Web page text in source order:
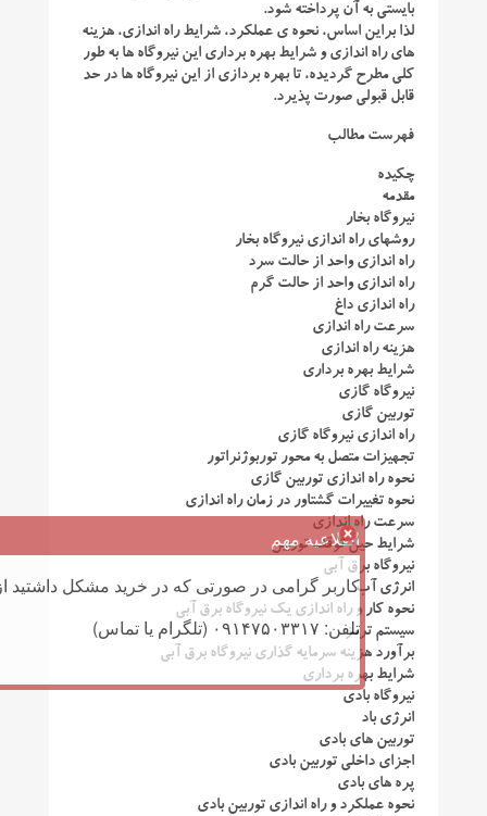
بایستی به آن پرداخته شود.
لذا براین اساس، نحوه ی عملکرد، شرایط راه اندازی، هزینه
های راه اندازی و شرایط بهره برداری این نیروگاه ها به طور
کلی مطرح گردیده، تا بهره بردازی از این نیروگاه ها در حد
قابل قبولی صورت پذیرد.
فهرست مطالب
چکیده
مقدمه
نیروگاه بخار
روشهای راه اندازی نیروگاه بخار
راه اندازی واحد از حالت سرد
راه اندازی واحد از حالت گرم
راه اندازی داغ
سرعت راه اندازی
هزینه راه اندازی
شرایط بهره برداری
نیروگاه گازی
توربین گازی
راه اندازی نیروگاه گازی
تجهیزات متصل به محور توربوژنراتور
نحوه راه اندازی توربین گازی
نحوه تغییرات گشتاور در زمان راه اندازی
سرعت راه اندازی
شرایط حین توقف توربین
نیروگاه برق آبی
انرژی آب
نحوه کار و راه اندازی یک نیروگاه برق آبی
سیستم ترمز
برآورد هزینه سرمایه گذاری نیروگاه برق آبی
شرایط بهره برداری
نیروگاه بادی
انرژی باد
توربین های بادی
اجزای داخلی توربین بادی
پره های بادی
نحوه عملکرد و راه اندازی توربین بادی
اطلاعیه مهم
کاربر گرامی در صورتی که در خرید مشکل داشتید
تلفن: ۰۹۱۴۷۵۰۳۳۱۷ (تلگرام یا تماس)